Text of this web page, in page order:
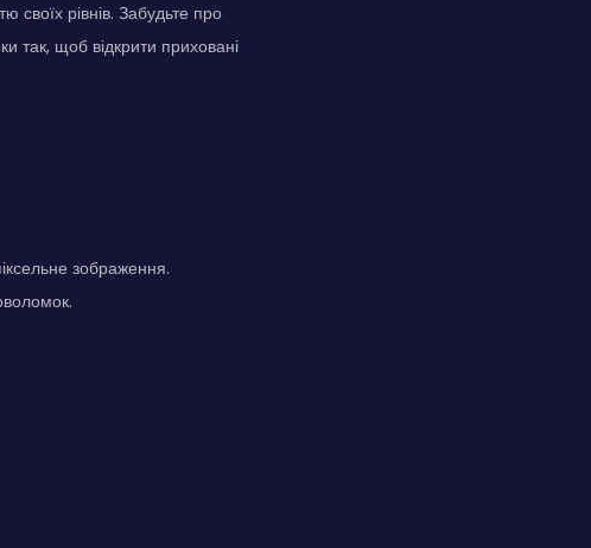
своїх рівнів. Забудьте про
так, щоб відкрити приховані
зображення.